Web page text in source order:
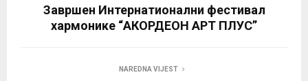
Завршен Интернатионални фестивал
хармонике “АКОРДЕОН АРТ ПЛУС”
NAREDNA VIJEST